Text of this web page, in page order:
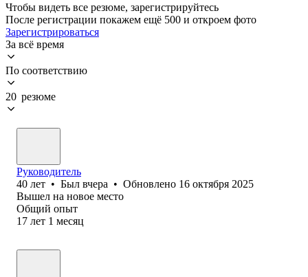
Чтобы видеть все резюме, зарегистрируйтесь
После регистрации покажем ещё 500 и откроем фото
Зарегистрироваться
За всё время
По соответствию
20 резюме
Руководитель
40 лет • Был вчера • Обновлено 16 октября 2025
Вышел на новое место
Общий опыт
17 лет 1 месяц